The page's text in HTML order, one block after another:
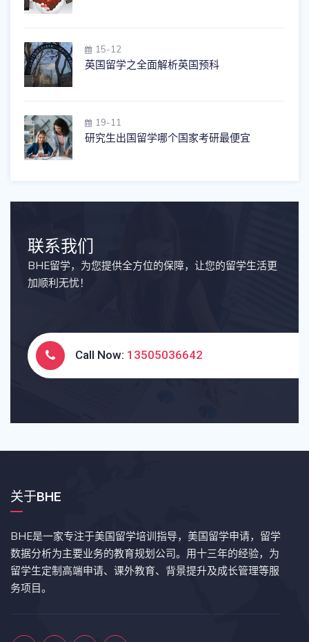
15-12
英国留学之全面解析英国预科
19-11
研究生出国留学哪个国家考研最便宜
联系我们
BHE留学，为您提供全方位的保障，让您的留学生活更
加顺利无忧！
Call Now: 13505036642
关于BHE
BHE是一家专注于美国留学培训指导，美国留学申请，留学
数据分析为主要业务的教育规划公司。用十三年的经验，为
留学生定制高端申请、课外教育、背景提升及成长管理等服
务项目。